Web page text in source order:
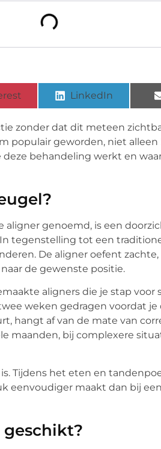
LinkedIn
zonder dat dit meteen
populair geworden, niet alleen
deze behandeling werkt en
aligner genoemd, is een
tegenstelling tot een
De aligner oefent
de gewenste positie.
aligners die je stap voor
weken gedragen voordat je
hangt af van de mate van
maanden, bij complexere
Tijdens het eten en
eenvoudiger maakt dan bij
geschikt?